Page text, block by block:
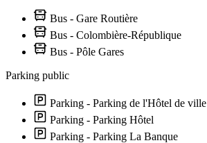
Bus - Gare Routière
Bus - Colombière-République
Bus - Pôle Gares
Parking public
Parking - Parking de l'Hôtel de ville
Parking - Parking Hôtel
Parking - Parking La Banque